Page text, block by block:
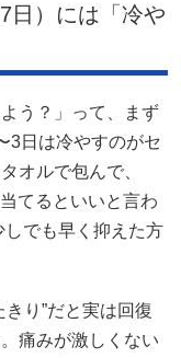
日）には「冷や
う？」って、まず
3日は冷やすのがセ
オルで包んで、
てるといいと言わ
でも早く抑えた方
り”だと実は回復
痛みが激しくない